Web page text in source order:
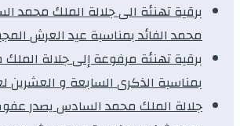
برقية تهنئة الى جلالة الملك محمد
محمد الفائد بمناسبة عيد العرش
برقية تهنئة مرفوعة إلى جلالة
بمناسبة الذكرى السابعة و العشرين
جلالة الملك محمد السادس يصدر